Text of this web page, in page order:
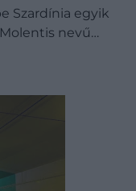
Szardínia egyik
nevű…